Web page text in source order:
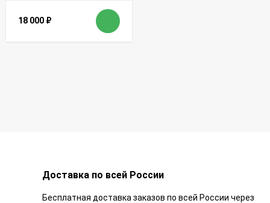
18 000 ₽
Доставка по всей России
Бесплатная доставка заказов по всей России через